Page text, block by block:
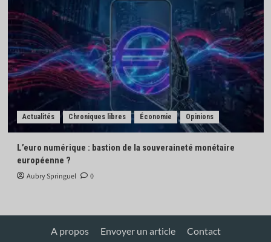
Actualités Chroniques libres Économie Opinions
L’euro numérique : bastion de la souveraineté monétaire
européenne ?
Aubry Springuel 0
A propos Envoyer un article Contact